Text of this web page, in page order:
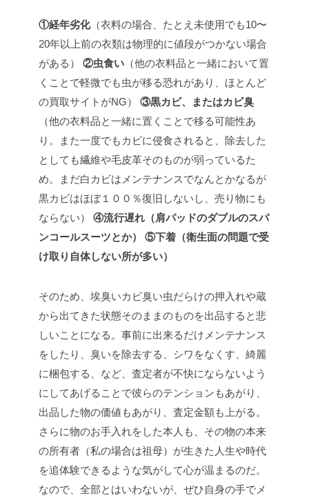
①経年劣化（衣料の場合、たとえ未使用でも10〜
20年以上前の衣類は物理的に値段がつかない場合
がある）
②虫食い （他の衣料品と一緒において置
くことで軽微でも虫が移る恐れがあり、ほとんど
の買取サイトがNG）
③黒カビ、またはカビ臭
（他の衣料品と一緒に置くことで移る可能性あ
り。また一度でもカビに侵食されると、除去した
としても繊維や毛皮革そのものが弱っているた
め。まだ白カビはメンテナンスでなんとかなるが
黒カビはほぼ１００％復旧しないし、売り物にも
ならない）
④流行遅れ（肩パッドのダブルのスパ
ンコールスーツとか）
⑤下着（衛生面の問題で受
け取り自体しない所が多い）
そのため、埃臭いカビ臭い虫だらけの押入れや蔵
から出てきた状態そのままのものを出品すると悲
しいことになる。事前に出来るだけメンテナンス
をしたり、臭いを除去する、シワをなくす、綺麗
に梱包する、など、査定者が不快にならないよう
にしてあげることで彼らのテンションもあがり、
出品した物の価値もあがり、査定金額も上がる。
さらに物のお手入れをした本人も、その物の本来
の所有者（私の場合は祖母）が生きた人生や時代
を追体験できるような気がして心が温まるのだ。
なので、全部とはいわないが、ぜひ自身の手でメ